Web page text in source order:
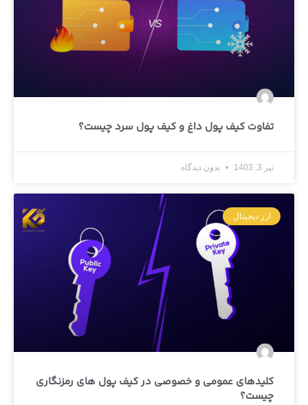
تفاوت کیف پول داغ و کیف پول سرد چیست؟
تیر 3, 1403 بدون دیدگاه
ارز دیجیتال
کلیدهای عمومی و خصوصی در کیف پول های رمزنگاری
چیست؟